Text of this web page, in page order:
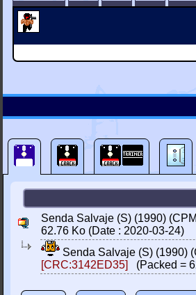
Senda Salvaje (S) (1990)
62.76 Ko (Date : 2020-03-24)
Senda Salvaje (S) (1990)
[CRC:3142ED35]
(Packed =